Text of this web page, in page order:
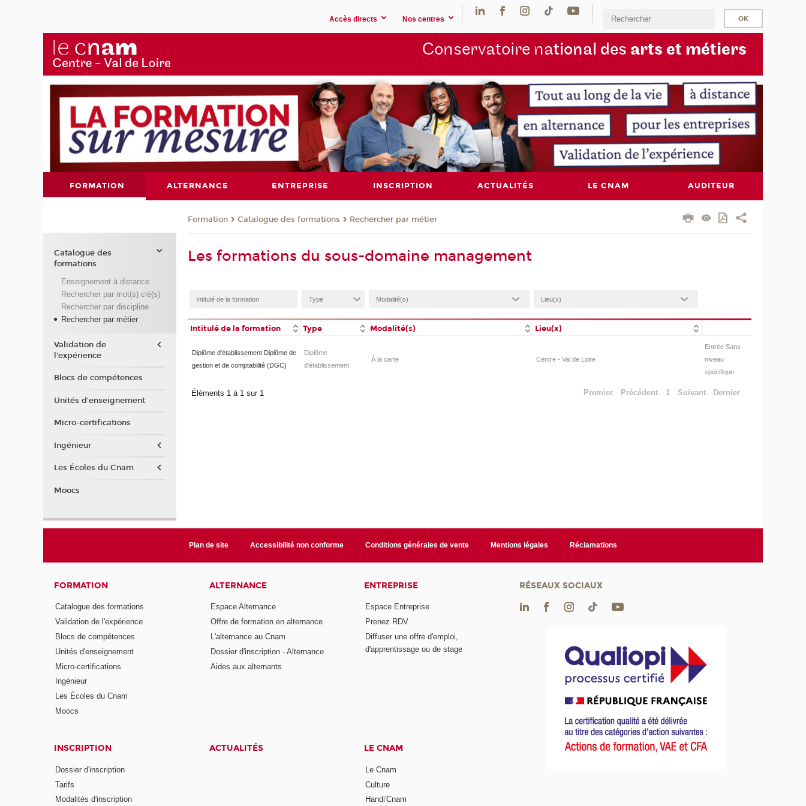
Accès directs Nos centres
Conservatoire national des arts et métiers
FORMATION ALTERNANCE ENTREPRISE INSCRIPTION ACTUALITÉS LE CNAM AUDITEUR
Formation Catalogue des formations Rechercher par métier
Les formations du sous-domaine management
Intitulé de la formation Type Modalité(s) Lieu(x)
Diplôme d'établissement Diplôme de
gestion et de comptabilité (DGC)
Diplôme
d'établissement
À la carte Centre - Val de Loire
Entrée Sans
niveau
spécifique
Éléments 1 à 1 sur 1 Premier Précédent 1 Suivant Dernier
Catalogue des
formations
Enseignement à distance
Rechercher par mot(s) clé(s)
Rechercher par discipline
Rechercher par métier
Validation de
l'expérience
Blocs de compétences
Unités d'enseignement
Micro-certifications
Ingénieur
Les Écoles du Cnam
Moocs
Plan de site Accessibilité non conforme Conditions générales de vente Mentions légales Réclamations
FORMATION
Catalogue des formations
Validation de l'expérience
Blocs de compétences
Unités d'enseignement
Micro-certifications
Ingénieur
Les Écoles du Cnam
Moocs
ALTERNANCE
Espace Alternance
Offre de formation en alternance
L'alternance au Cnam
Dossier d'inscription - Alternance
Aides aux alternants
ENTREPRISE
Espace Entreprise
Prenez RDV
Diffuser une offre d'emploi,
d'apprentissage ou de stage
INSCRIPTION
Dossier d'inscription
Tarifs
Modalités d'inscription
ACTUALITÉS LE CNAM
Le Cnam
Culture
Handi'Cnam
RÉSEAUX SOCIAUX